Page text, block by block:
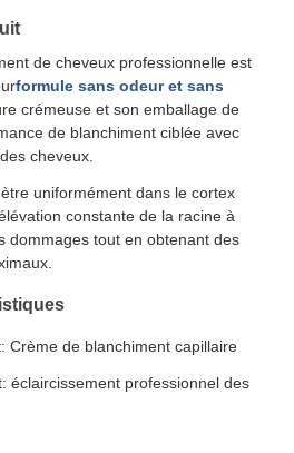
de cheveux professionnelle est
formule sans odeur et sans
crémeuse et son emballage de
de blanchiment ciblée avec
cheveux.
uniformément dans le cortex
constante de la racine à
dommages tout en obtenant des
Crème de blanchiment capillaire
éclaircissement professionnel des